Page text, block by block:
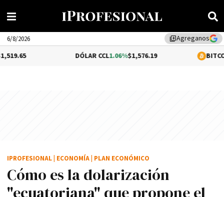
library_addAgreganos
6/8/2026
1.06%$1,576.19 0.26%
Cómo es la dolarización
"ecuatoriana" que propone el
IPROFESIONAL ECONOMÍA PLAN ECONÓMICO